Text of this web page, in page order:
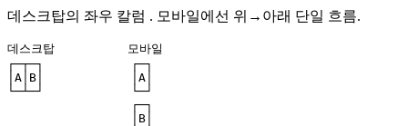
데스크탑의 좌우 칼럼 . 모바일에선 위→아래 단일 흐름.
데스크탑          모바일
┌─┬─┐            ┌─┐
│A│B│            │A│
└─┴─┘            └─┘
                 ┌─┐
                 │B│